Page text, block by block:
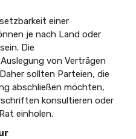
einer
je nach Land oder
Die
von Verträgen
sollten Parteien, die
abschließen möchten,
konsultieren oder
einholen.